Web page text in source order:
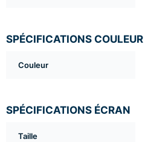
SPÉCIFICATIONS
Couleur
SPÉCIFICATIONS ÉCRAN
Taille